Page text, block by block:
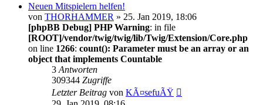
Neuen Mitspielern helfen!
von THORHAMMER » 25. Jan 2019, 18:06
[phpBB Debug] PHP Warning: in file
[ROOT]/vendor/twig/twig/lib/Twig/Extension/Core.php
on line 1266: count(): Parameter must be an array or an
object that implements Countable
3 Antworten
309344 Zugriffe
Letzter Beitrag von KÃ¤sefuÃŸ